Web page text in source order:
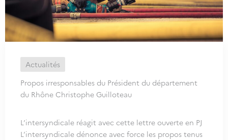
Actualités
Propos irresponsables du Président du département
du Rhône Christophe Guilloteau
L’intersyndicale réagit avec cette lettre ouverte en PJ
L’intersyndicale dénonce avec force les propos tenus